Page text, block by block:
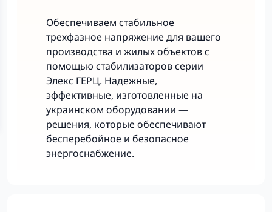
Обеспечиваем стабильное
трехфазное напряжение для вашего
производства и жилых объектов с
помощью стабилизаторов серии
Элекс ГЕРЦ. Надежные,
эффективные, изготовленные на
украинском оборудовании —
решения, которые обеспечивают
бесперебойное и безопасное
энергоснабжение.